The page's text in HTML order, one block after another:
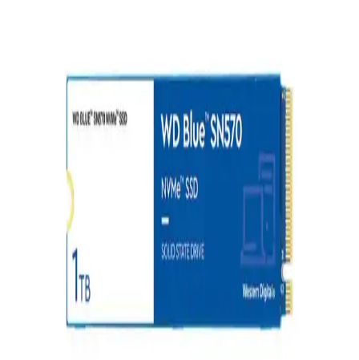
Ergonomik Mouse Padleri ile Çalışma Ortamınızı
Sağlıklı ve Konforlu Hale Getirin
Uzun süre bilgisayar kullananlar için ergonomik mouse padleri,
bilek desteği ve kaymaz taban özellikleriyle sağlığı korur ve çalışma
konforunu artırır.
Logitech MK650 Klavye ve Fare Seti: Ergonomik
Tasarım ve Yüksek Performans Özellikleri
Logitech MK650 seti, ergonomik tasarımı ve yüksek hassasiyetiyle
ofis ve ev kullanımı için ideal, konforlu ve verimli çalışma deneyimi
Yüksek Performanslı Oyuncu PC Aksesuarları ve
Kullanım İpuçları Analizi